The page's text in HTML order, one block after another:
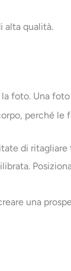
alta qualità.
foto. Una
perché
di
una